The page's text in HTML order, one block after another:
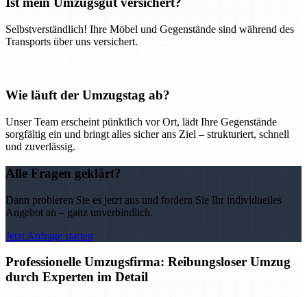
Selbstverständlich! Ihre Möbel und Gegenstände sind während des
Transports über uns versichert.
Wie läuft der Umzugstag ab?
Unser Team erscheint pünktlich vor Ort, lädt Ihre Gegenstände
sorgfältig ein und bringt alles sicher ans Ziel – strukturiert, schnell
und zuverlässig.
Alle Fragen geklärt?
Dann probieren Sie es jetzt aus und fordern Sie Ihr individuelles
Angebot an – ganz unverbindlich.
Jetzt Anfrage starten
Professionelle Umzugsfirma: Reibungsloser Umzug
durch Experten im Detail